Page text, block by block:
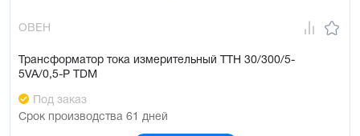
ОВЕН
Трансформатор тока измерительный ТТН 30/300/5-
5VA/0,5-Р TDM
Под заказ
Срок производства 61 дней